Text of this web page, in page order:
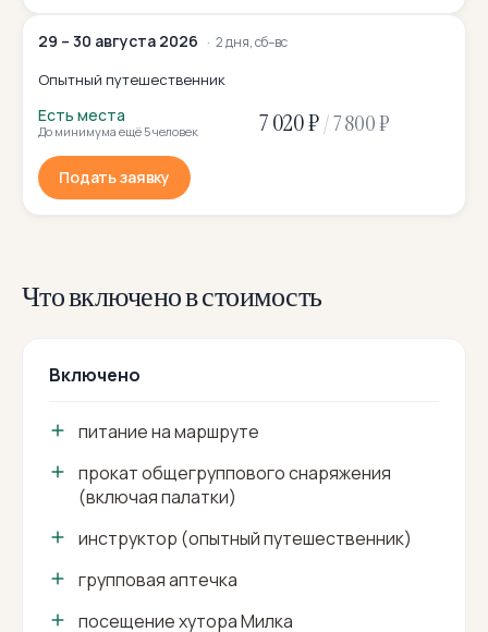
29 – 30 августа 2026 2 дня, сб–вс
Опытный путешественник
Есть места
До минимума ещё 5 человек 7 020 ₽/7 800 ₽
Подать заявку
Что включено в стоимость
Включено
питание на маршруте
прокат общегруппового снаряжения
(включая палатки)
инструктор (опытный путешественник)
групповая аптечка
посещение хутора Милка